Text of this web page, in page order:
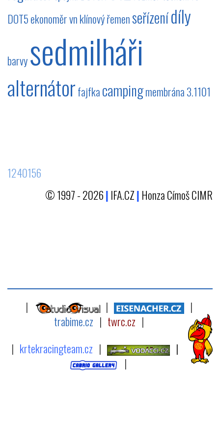
DOT5ekonoměrvnklínový řemenseřízenídíly
barvysedmilháři
alternátorfajfkacampingmembrána3.1101
1240156
© 1997 - 2026| IFA.CZ| Honza Címoš CIMR
| |
|
trabime.cz | twrc.cz |
| krtekracingteam.cz |
|
|